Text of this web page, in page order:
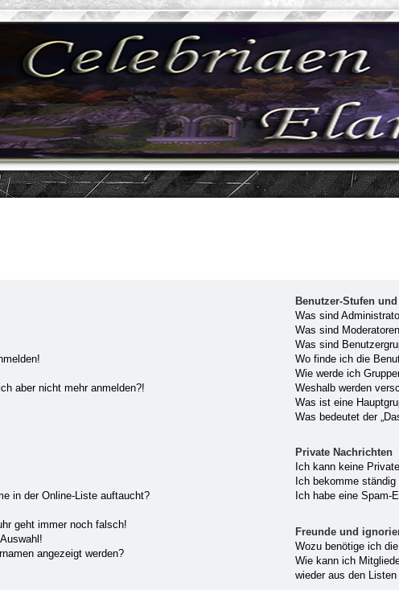
aber nicht mehr anmelden?!
in der Online-Liste auftaucht?
geht immer noch falsch!
angezeigt werden?
Benutzer-Stufen
Was sind
Was sind
Was sind
Wo finde ich die
Wie werde ich
Weshalb werden
Was ist eine
Was bedeutet der
Private Nachrichten
Ich kann keine
Ich bekomme
Ich habe eine Spam-
Freunde und
Wozu benötige ich
Wie kann ich
wieder aus den